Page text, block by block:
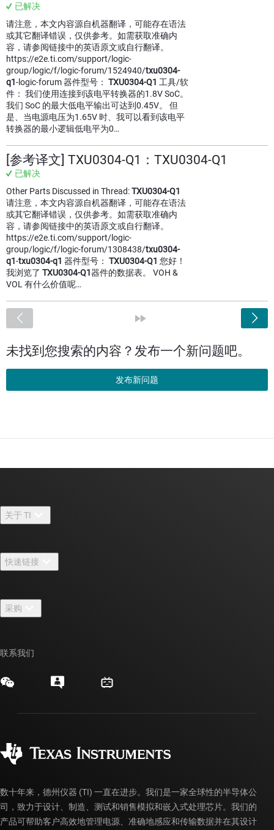
已解决
请注意，本文内容源自机器翻译，可能存在语法
或其它翻译错误，仅供参考。如需获取准确内
容，请参阅链接中的英语原文或自行翻译。
https://e2e.ti.com/support/logic-
group/logic/f/logic-forum/1524940/txu0304-
q1-logic-forum 器件型号： TXU0304-Q1 工具/软
件： 我们使用连接到该电平转换器的1.8V SoC。
我们 SoC 的最大低电平输出可达到0.45V。 但
是、当电源电压为1.65V 时、我可以看到该电平
转换器的最小逻辑低电平为0…
[参考译文] TXU0304-Q1：TXU0304-Q1
已解决
Other Parts Discussed in Thread:TXU0304-Q1
请注意，本文内容源自机器翻译，可能存在语法
或其它翻译错误，仅供参考。如需获取准确内
容，请参阅链接中的英语原文或自行翻译。
https://e2e.ti.com/support/logic-
group/logic/f/logic-forum/1308438/txu0304-
q1-txu0304-q1 器件型号： TXU0304-Q1 您好！
我浏览了 TXU0304-Q1器件的数据表。 VOH &
VOL 有什么价值呢…
未找到您搜索的内容？发布一个新问题吧。
发布新问题
关于 TI
招贤纳士
新闻中心
活动
投资者关系
快速链接
TI E2E™ 设计支持论坛
myTI 帐户常见问题解答
采购
发货、付款和税费
联系我们
数十年来，德州仪器 (TI) 一直在进步。我们是一家全球性的半导体公
司，致力于设计、制造、测试和销售模拟和嵌入式处理芯片。我们的
产品可帮助客户高效地管理电源、准确地感应和传输数据并在其设计